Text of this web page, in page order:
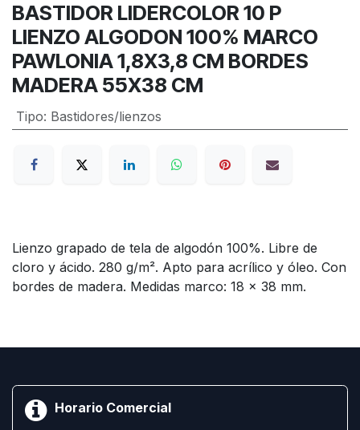
BASTIDOR LIDERCOLOR 10 P
LIENZO ALGODON 100% MARCO
PAWLONIA 1,8X3,8 CM BORDES
MADERA 55X38 CM
Tipo: Bastidores/lienzos
Lienzo grapado de tela de algodón 100%. Libre de
cloro y ácido. 280 g/m². Apto para acrílico y óleo. Con
bordes de madera. Medidas marco: 18 x 38 mm.
Horario Comercial